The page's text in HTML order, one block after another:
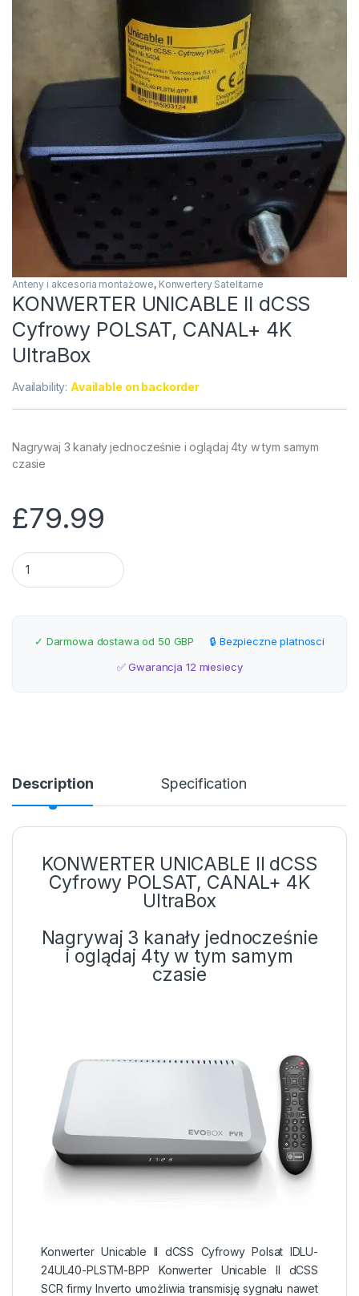
Anteny i akcesoria montażowe, Konwertery Satelitarne
KONWERTER UNICABLE II dCSS
Cyfrowy POLSAT, CANAL+ 4K
UltraBox
Availability: Available on backorder
Nagrywaj 3 kanały jednocześnie i oglądaj 4ty w tym samym
czasie
£79.99
KONWERTER UNICABLE II dCSS Cyfrowy POLSAT, CANAL+
✓ Darmowa dostawa od 50 GBP
🔒 Bezpieczne platnosci
✅ Gwarancja 12 miesiecy
Description Specification
KONWERTER UNICABLE II dCSS
Cyfrowy POLSAT, CANAL+ 4K
UltraBox
Nagrywaj 3 kanały jednocześnie
i oglądaj 4ty w tym samym
czasie
Konwerter Unicable II dCSS Cyfrowy Polsat IDLU-
24UL40-PLSTM-BPP Konwerter Unicable II dCSS
SCR firmy Inverto umożliwia transmisję sygnału nawet